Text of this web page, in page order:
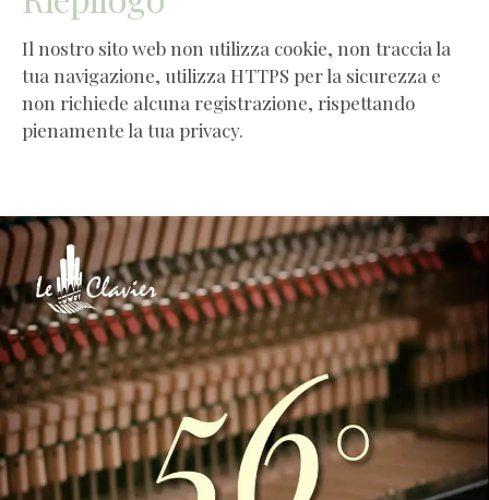
Il nostro sito web non utilizza cookie, non traccia la
tua navigazione, utilizza HTTPS per la sicurezza e
non richiede alcuna registrazione, rispettando
pienamente la tua privacy.